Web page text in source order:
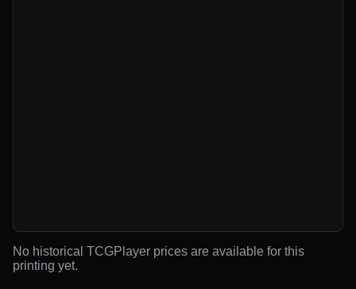
No historical TCGPlayer prices are available for this
printing yet.